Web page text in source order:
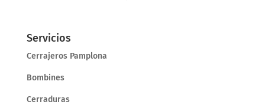
Servicios
Cerrajeros Pamplona
Bombines
Cerraduras